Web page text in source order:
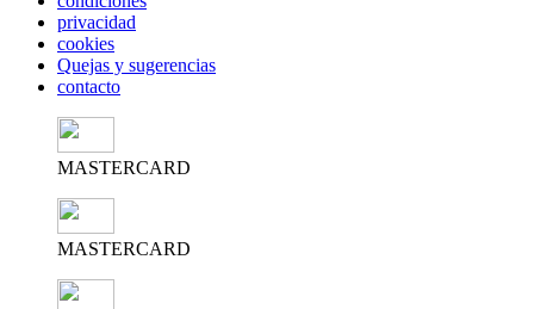
privacidad
cookies
Quejas y sugerencias
contacto
MASTERCARD
MASTERCARD